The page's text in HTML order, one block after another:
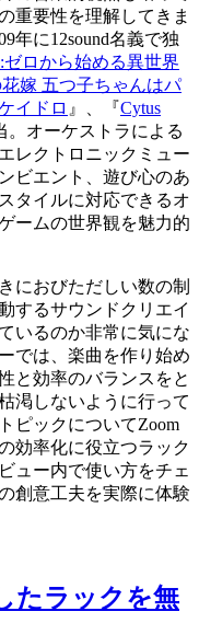
重要性を理解してきま
年に12sound名義で独
ゼロから始める異世界
嫁 五つ子ちゃんはパ
イドロ 』、『 Cytus
。オーケストラによる
レクトロニックミュー
ビエント、遊び心のあ
タイルに対応できるオ
ームの世界観を魅力的
におびただしい数の制
するサウンドクリエイ
いるのか非常に気にな
では、楽曲を作り始め
と効率のバランスをと
渇しないように行って
ピックについてZoom
効率化に役立つラック
ュー内で使い方をチェ
創意工夫を実際に体験
たラックを無